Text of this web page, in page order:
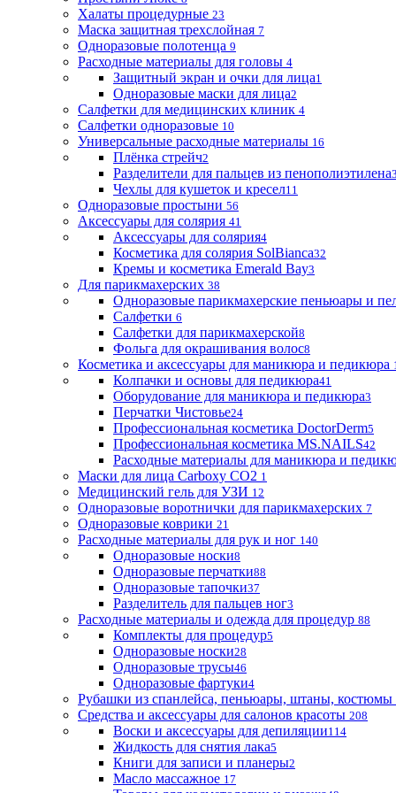
Халаты процедурные 23
Маска защитная трехслойная 7
Одноразовые полотенца 9
Расходные материалы для головы 4
Защитный экран и очки для лица1
Одноразовые маски для лица2
Салфетки для медицинских клиник 4
Салфетки одноразовые 10
Универсальные расходные материалы 16
Плёнка стрейч2
Разделители для пальцев из пенополиэтилена3
Чехлы для кушеток и кресел11
Одноразовые простыни 56
Аксессуары для солярия 41
Аксессуары для солярия4
Косметика для солярия SolBianca32
Кремы и косметика Emerald Bay3
Для парикмахерских 38
Одноразовые парикмахерские пеньюары и
Салфетки 6
Салфетки для парикмахерской8
Фольга для окрашивания волос8
Косметика и аксессуары для маникюра и педикюра
Колпачки и основы для педикюра41
Оборудование для маникюра и педикюра3
Перчатки Чистовье24
Профессиональная косметика DoctorDerm5
Профессиональная косметика MS.NAILS42
Расходные материалы для маникюра и
Маски для лица Carboxy CO2 1
Медицинский гель для УЗИ 12
Одноразовые воротнички для парикмахерских 7
Одноразовые коврики 21
Расходные материалы для рук и ног 140
Одноразовые носки8
Одноразовые перчатки88
Одноразовые тапочки37
Разделитель для пальцев ног3
Расходные материалы и одежда для процедур 88
Комплекты для процедур5
Одноразовые носки28
Одноразовые трусы46
Одноразовые фартуки4
Рубашки из спанлейса, пеньюары, штаны, костюмы
Средства и аксессуары для салонов красоты 208
Воски и аксессуары для депиляции114
Жидкость для снятия лака5
Книги для записи и планеры2
Масло массажное 17